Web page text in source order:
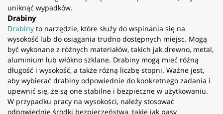
uniknąć wypadków.
Drabiny
Drabiny to narzędzie, które służy do wspinania się na
wysokość lub do osiągania trudno dostępnych miejsc. Mogą
być wykonane z różnych materiałów, takich jak drewno, metal,
aluminium lub włókno szklane. Drabiny mogą mieć różną
długość i wysokość, a także różną liczbę stopni. Ważne jest,
aby wybierać drabiny odpowiednie do konkretnego zadania i
upewnić się, że są one stabilne i bezpieczne w użytkowaniu.
W przypadku pracy na wysokości, należy stosować
odpowiednie środki bezpieczeństwa, takie jak pasy